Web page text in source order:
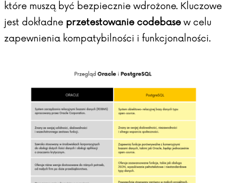
które muszą być bezpiecznie wdrożone. Kluczowe
jest dokładne przetestowanie codebase w celu
zapewnienia kompatybilności i funkcjonalności.